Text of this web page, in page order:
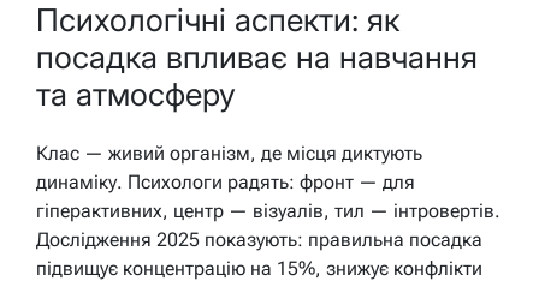
Психологічні аспекти: як
посадка впливає на навчання
та атмосферу
Клас — живий організм, де місця диктують
динаміку. Психологи радять: фронт — для
гіперактивних, центр — візуалів, тил — інтровертів.
Дослідження 2025 показують: правильна посадка
підвищує концентрацію на 15%, знижує конфлікти